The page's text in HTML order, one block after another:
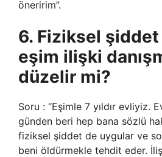
öneririm”.
6. Fiziksel
eşim ilişki
düzelir mi?
Soru : “Eşimle 7 yıldır evliyiz.
günden beri hep bana sözlü
fiziksel şiddet de uygular ve
beni öldürmekle tehdit eder.